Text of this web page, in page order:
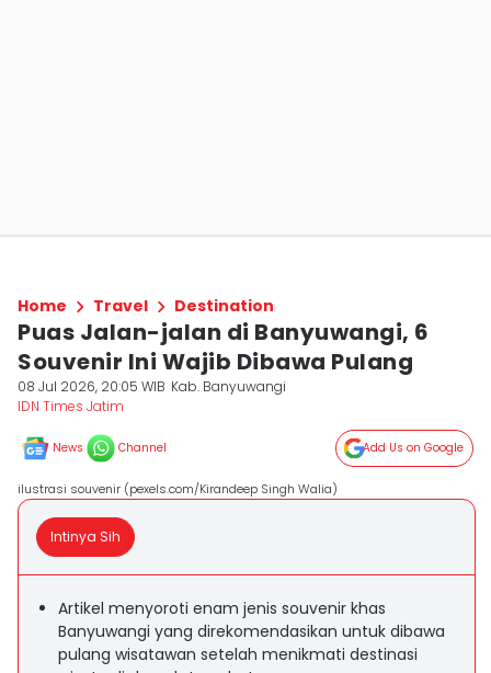
Home Travel Destination
Puas Jalan-jalan di Banyuwangi, 6
Souvenir Ini Wajib Dibawa Pulang
08 Jul 2026, 20:05 WIB Kab. Banyuwangi
IDN Times Jatim
News Channel Add Us on Google
ilustrasi souvenir (pexels.com/Kirandeep Singh Walia)
Intinya Sih
Artikel menyoroti enam jenis souvenir khas
Banyuwangi yang direkomendasikan untuk dibawa
pulang wisatawan setelah menikmati destinasi